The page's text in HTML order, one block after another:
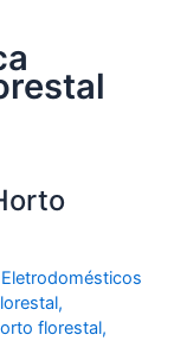
,
florestal,